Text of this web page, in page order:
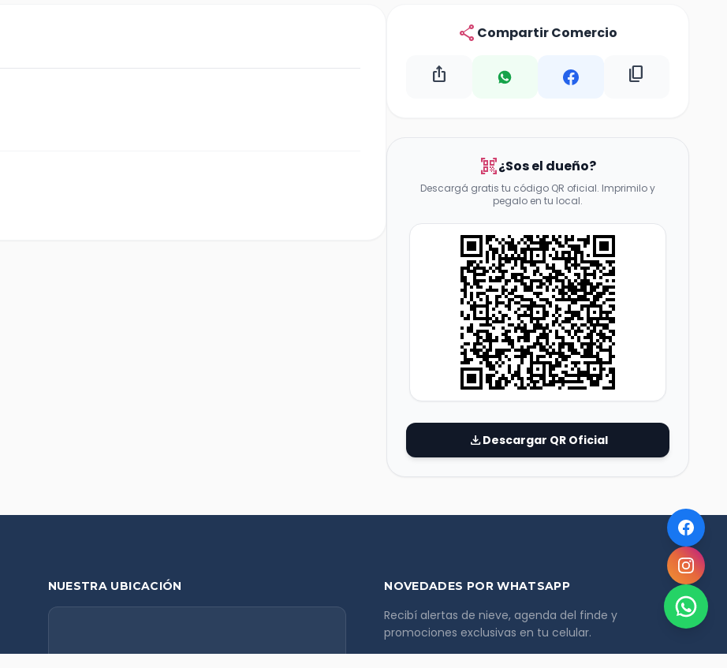
share Compartir Comercio
ios_share content_copy
qr_code_scanner¿Sos el dueño?
Descargá gratis tu código QR oficial. Imprimilo y
pegalo en tu local.
downloadDescargar QR Oficial
NUESTRA UBICACIÓN NOVEDADES POR WHATSAPP
Recibí alertas de nieve, agenda del finde y
promociones exclusivas en tu celular.